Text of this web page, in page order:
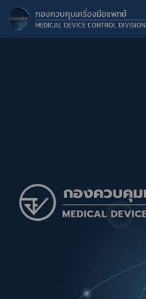
กองควบคุมเครื่องมือแพทย์
MEDICAL DEVICE CONTROL DIVISION